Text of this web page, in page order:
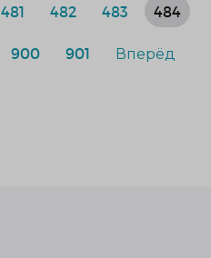
481 482 483 484
900 901 Вперёд